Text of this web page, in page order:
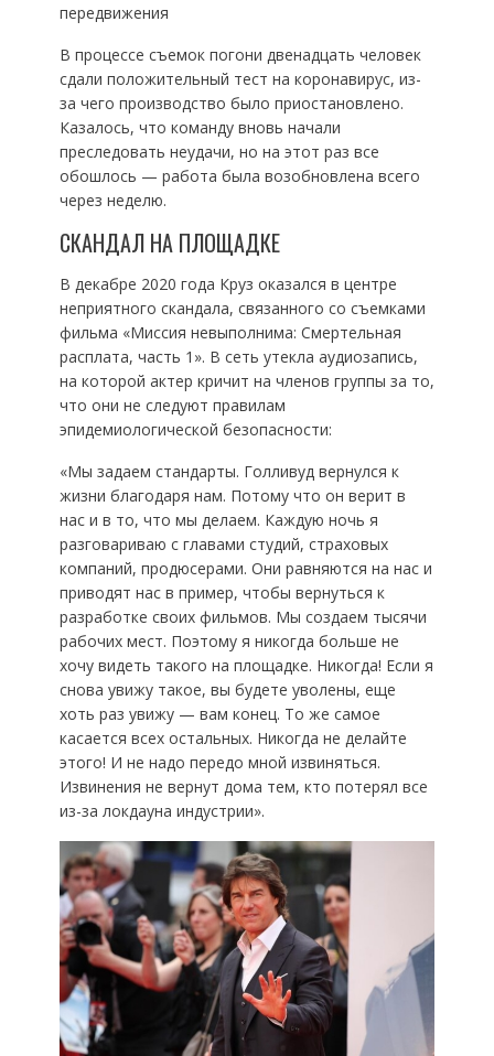
передвижения
В процессе съемок погони двенадцать человек
сдали положительный тест на коронавирус, из-
за чего производство было приостановлено.
Казалось, что команду вновь начали
преследовать неудачи, но на этот раз все
обошлось — работа была возобновлена всего
через неделю.
СКАНДАЛ НА ПЛОЩАДКЕ
В декабре 2020 года Круз оказался в центре
неприятного скандала, связанного со съемками
фильма «Миссия невыполнима: Смертельная
расплата, часть 1». В сеть утекла аудиозапись,
на которой актер кричит на членов группы за то,
что они не следуют правилам
эпидемиологической безопасности:
«Мы задаем стандарты. Голливуд вернулся к
жизни благодаря нам. Потому что он верит в
нас и в то, что мы делаем. Каждую ночь я
разговариваю с главами студий, страховых
компаний, продюсерами. Они равняются на нас и
приводят нас в пример, чтобы вернуться к
разработке своих фильмов. Мы создаем тысячи
рабочих мест. Поэтому я никогда больше не
хочу видеть такого на площадке. Никогда! Если я
снова увижу такое, вы будете уволены, еще
хоть раз увижу — вам конец. То же самое
касается всех остальных. Никогда не делайте
этого! И не надо передо мной извиняться.
Извинения не вернут дома тем, кто потерял все
из-за локдауна индустрии».